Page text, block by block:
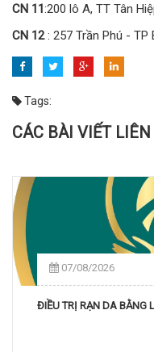
CN 11:200 lô A, TT Tân
CN 12: 257 Trần Phú - TP
Tags:
CÁC BÀI VIẾT LIÊN
07/08/2026
ĐIỀU TRỊ RẠN DA BẰNG